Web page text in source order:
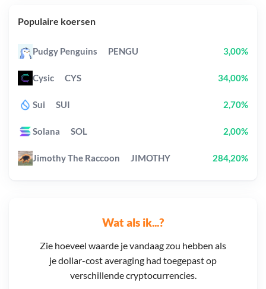
Wat als ik...?
Zie hoeveel waarde je vandaag zou hebben als
je dollar-cost averaging had toegepast op
verschillende cryptocurrencies.
Populaire koersen
Pudgy Penguins PENGU 3,00%
Cysic CYS 34,00%
Sui SUI 2,70%
Solana SOL 2,00%
Jimothy The Raccoon JIMOTHY 284,20%